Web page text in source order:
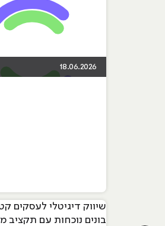
18.06.2026
שיווק דיגיטלי לעסקים
בונים נוכחות עם תקציב